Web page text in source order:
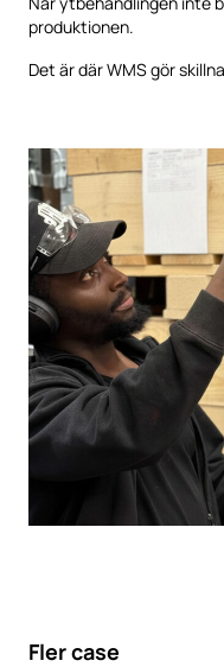
produktionen.
Det är där WMS gör
Fler case